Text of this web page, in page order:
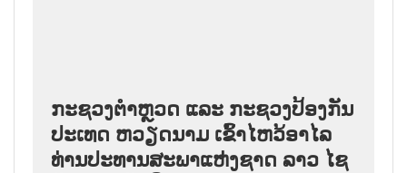
ກະຊວງຕຳຫຼວດ ແລະ ກະຊວງປ້ອງກັນ
ປະເທດ ຫວຽດນາມ ເຂົ້າໄຫວ້ອາໄລ
ທ່ານປະທານສະພາແຫ່ງຊາດ ລາວ ໄຊ